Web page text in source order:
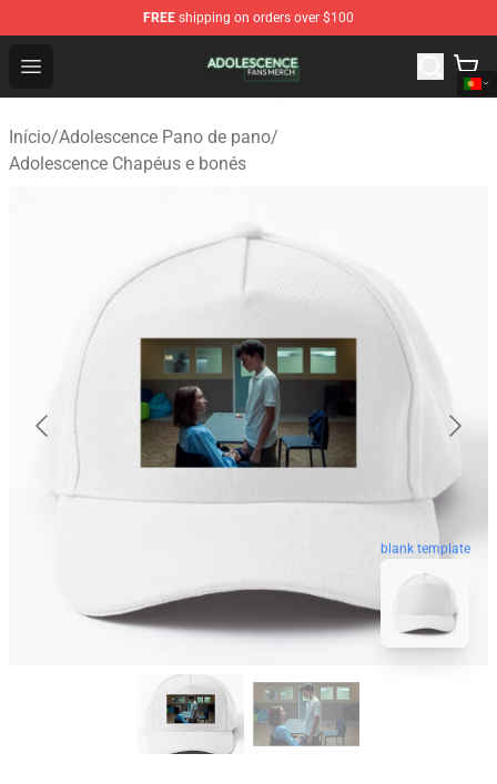
FREE shipping on orders over $100
Open menu
Adolescence Shop - Official Adolescence Merchandise
Início/Adolescence Pano de pano/
Adolescence Chapéus e bonés
blank template